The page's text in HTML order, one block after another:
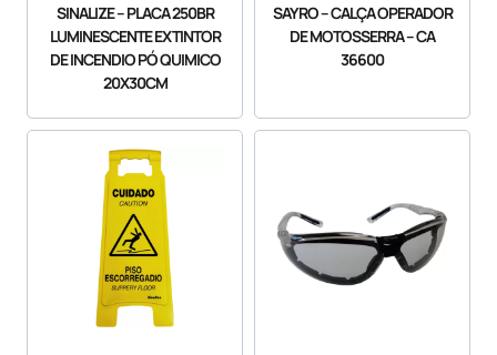
SINALIZE – PLACA 250BR
LUMINESCENTE EXTINTOR
DE INCENDIO PÓ QUIMICO
20X30CM
SAYRO – CALÇA OPERADOR
DE MOTOSSERRA – CA
36600